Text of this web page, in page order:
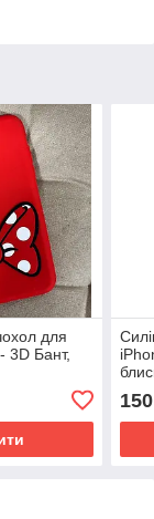
для
3D Бант,
150